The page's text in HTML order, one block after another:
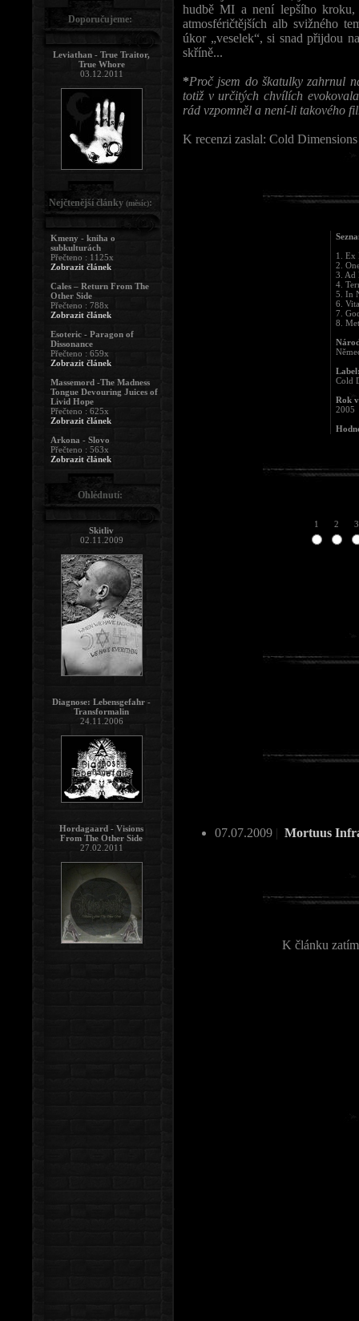
hudbě MI a není lepšího kroku,
atmosféričtějších alb svižného
úkor „veselek“, si snad přijdou
skříně...
*Proč jsem do škatulky zahrnul
totiž v určitých chvílích
rád vzpomněl a není-li takového
K recenzi zaslal: Cold Dimensions
1. Ex
2.
3. Ad
4.
5. In
6.
7.
8.
Cold
Rok
2005
1 2 3
07.07.2009 | Mortuus
K článku
Doporučujeme:
Leviathan - True Traitor,
True Whore
03.12.2011
Nejčtenější články (měsíc):
Kmeny - kniha o
subkulturách
Přečteno : 1125x
Zobrazit článek
Cales – Return From The
Other Side
Přečteno : 788x
Zobrazit článek
Esoteric - Paragon of
Dissonance
Přečteno : 659x
Zobrazit článek
Massemord -The Madness
Tongue Devouring Juices of
Livid Hope
Přečteno : 625x
Zobrazit článek
Arkona - Slovo
Přečteno : 563x
Zobrazit článek
Ohlédnutí:
Skitliv
02.11.2009
Diagnose: Lebensgefahr -
Transformalin
24.11.2006
Hordagaard - Visions
From The Other Side
27.02.2011